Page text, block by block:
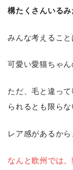
構たくさんいるみ
みんな考えるこ
可愛い愛猫ちゃ
ただ、毛と違っ
られるとも限らな
レア感があるか
なんと欧州では